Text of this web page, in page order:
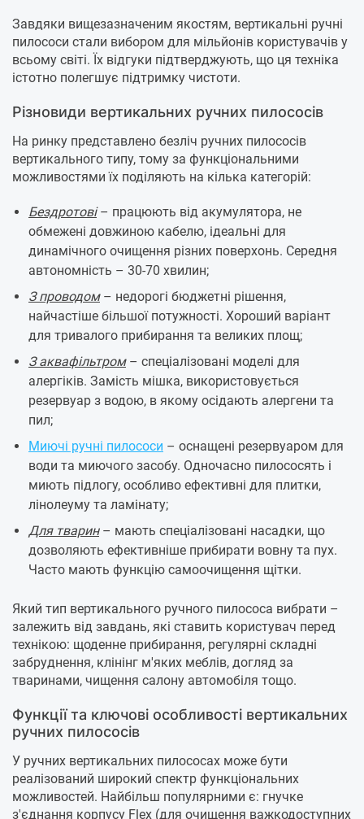
Завдяки вищезазначеним якостям, вертикальні ручні
пилососи стали вибором для мільйонів користувачів у
всьому світі. Їх відгуки підтверджують, що ця техніка
істотно полегшує підтримку чистоти.
Різновиди вертикальних ручних пилососів
На ринку представлено безліч ручних пилососів
вертикального типу, тому за функціональними
можливостями їх поділяють на кілька категорій:
Бездротові– працюють від акумулятора, не
обмежені довжиною кабелю, ідеальні для
динамічного очищення різних поверхонь. Середня
автономність – 30-70 хвилин;
З проводом– недорогі бюджетні рішення,
найчастіше більшої потужності. Хороший варіант
для тривалого прибирання та великих площ;
З аквафільтром– спеціалізовані моделі для
алергіків. Замість мішка, використовується
резервуар з водою, в якому осідають алергени та
пил;
Миючі ручні пилососи – оснащені резервуаром для
води та миючого засобу. Одночасно пилососять і
миють підлогу, особливо ефективні для плитки,
лінолеуму та ламінату;
Для тварин– мають спеціалізовані насадки, що
дозволяють ефективніше прибирати вовну та пух.
Часто мають функцію самоочищення щітки.
Який тип вертикального ручного пилососа вибрати –
залежить від завдань, які ставить користувач перед
технікою: щоденне прибирання, регулярні складні
забруднення, клінінг м'яких меблів, догляд за
тваринами, чищення салону автомобіля тощо.
Функції та ключові особливості вертикальних
ручних пилососів
У ручних вертикальних пилососах може бути
реалізований широкий спектр функціональних
можливостей. Найбільш популярними є: гнучке
з'єднання корпусу Flex (для очищення важкодоступних